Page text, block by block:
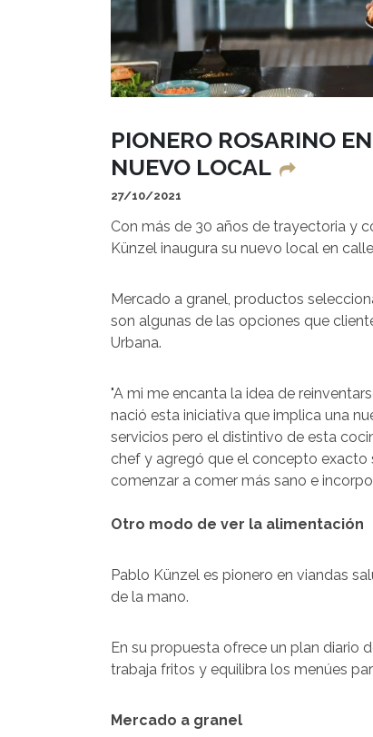
PIONERO ROSARINO
NUEVO LOCAL
27/10/2021
Con más de 30 años de trayectoria y
Künzel inaugura su nuevo local en
Mercado a granel, productos
son algunas de las opciones que
Urbana.
"A mi me encanta la idea de
nació esta iniciativa que implica una
servicios pero el distintivo de esta
chef y agregó que el concepto exacto
comenzar a comer más sano e
Otro modo de ver la alimentación
Pablo Künzel es pionero en viandas
de la mano.
En su propuesta ofrece un plan diario
trabaja fritos y equilibra los menúes
Mercado a granel